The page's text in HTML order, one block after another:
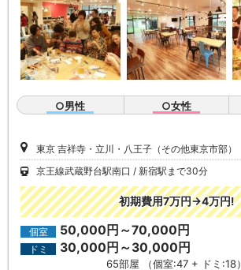
○男性 ○女性
東京 吉祥寺・立川・八王子（その他東京市部）
京王線武蔵野台駅南口
新宿駅まで30分
初期費用7万円→4万円!
個室 50,000円～70,000円
ドミ 30,000円～30,000円
65部屋 （個室:47 + ドミ:18）